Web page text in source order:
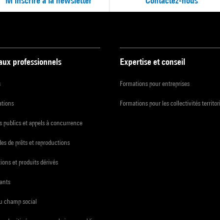
professionnels
publics et appels à concurrence
de prêts et reproductions
et produits dérivés
champ social
Expertise et conseil
Formations pour entreprises
Formations pour les collectivités